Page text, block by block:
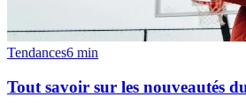
Tendances6 min
Tout savoir sur les nouveautés